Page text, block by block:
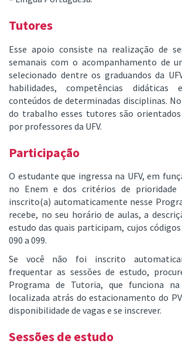
Tutores
Esse apoio consiste na realização de
semanais com o acompanhamento de
selecionado dentre os graduandos da
habilidades, competências
conteúdos de determinadas disciplinas.
do trabalho esses tutores são orientados
por professores da UFV.
Participação
O estudante que ingressa na UFV, em
no Enem e dos critérios de prioridade
inscrito(a) automaticamente nesse
recebe, no seu horário de aulas, a
estudo das quais participam, cujos
090 a 099.
Se você não foi inscrito
frequentar as sessões de estudo,
Programa de Tutoria, que funciona na
localizada atrás do estacionamento do
disponibilidade de vagas e se inscrever.
Sessões de estudo